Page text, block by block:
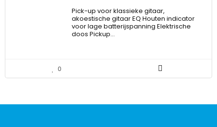
Pick-up voor klassieke gitaar,
akoestische gitaar EQ Houten indicator
voor lage batterijspanning Elektrische
doos Pickup…
0